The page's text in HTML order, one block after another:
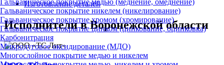
Гальваническое покрытие медью (меднение, омеднение)
Гальваническое покрытие никелем (никелирование)
Гальваническое покрытие хромом (хромирование)
Гальваническое покрытие цинком (цинкование, оцинковка)
Карбонитрация
Микродуговое оксидирование (МДО)
Многослойное покрытие медью и никелем
Изготовление деталей
Исполнители в Воронежской области